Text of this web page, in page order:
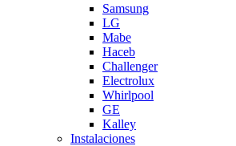
Samsung
LG
Mabe
Haceb
Challenger
Electrolux
Whirlpool
GE
Kalley
Instalaciones